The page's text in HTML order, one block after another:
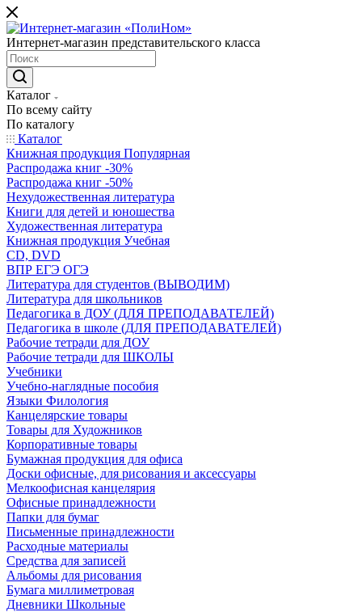
Интернет-магазин представительского класса
Каталог
По всему сайту
По каталогу
Каталог
Книжная продукция Популярная
Распродажа книг -30%
Распродажа книг -50%
Нехудожественная литература
Книги для детей и юношества
Художественная литература
Книжная продукция Учебная
CD, DVD
ВПР ЕГЭ ОГЭ
Литература для студентов (ВЫВОДИМ)
Литература для школьников
Педагогика в ДОУ (ДЛЯ ПРЕПОДАВАТЕЛЕЙ)
Педагогика в школе (ДЛЯ ПРЕПОДАВАТЕЛЕЙ)
Рабочие тетради для ДОУ
Рабочие тетради для ШКОЛЫ
Учебники
Учебно-наглядные пособия
Языки Филология
Канцелярские товары
Товары для Художников
Корпоративные товары
Бумажная продукция для офиса
Доски офисные, для рисования и аксессуары
Мелкоофисная канцелярия
Офисные принадлежности
Папки для бумаг
Письменные принадлежности
Расходные материалы
Средства для записей
Альбомы для рисования
Бумага миллиметровая
Дневники Школьные